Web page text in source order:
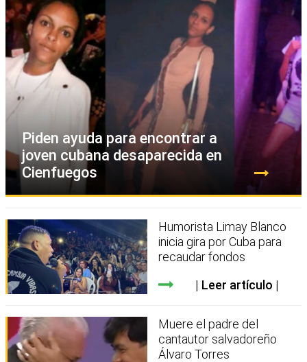
Piden ayuda para encontrar a
joven cubana desaparecida en
Cienfuegos
Humorista Limay Blanco
inicia gira por Cuba para
recaudar fondos
Leer artículo
Muere el padre del
cantautor salvadoreño
Álvaro Torres